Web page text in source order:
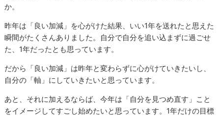
か。
昨年は「良い加減」を心がけた結果、いい1年を送れたと思えた
瞬間がたくさんありました。自分で自分を追い込まずに過ごせ
た、1年だったとも思っています。
だから「良い加減」は昨年と変わらずに心がけていきたいし、
自分の「軸」にしていきたいと思っています。
あと、それに加えるならば、今年は「自分を見つめ直す」こと
をイメージしてすごし始めたいと思っています。1年だけの目標